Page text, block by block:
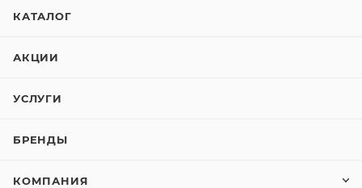
КАТАЛОГ
АКЦИИ
УСЛУГИ
БРЕНДЫ
КОМПАНИЯ